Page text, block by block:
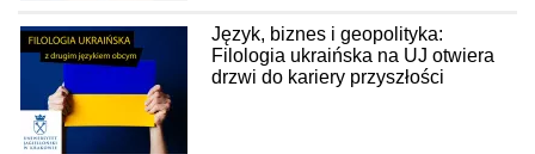
Język, biznes i geopolityka:
Filologia ukraińska na UJ otwiera
drzwi do kariery przyszłości